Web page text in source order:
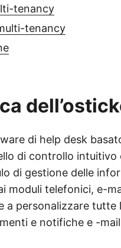
tenancy
tenancy
di help desk
di controllo
di gestione delle
moduli telefonici, e-
a personalizzare tutte
e notifiche e -